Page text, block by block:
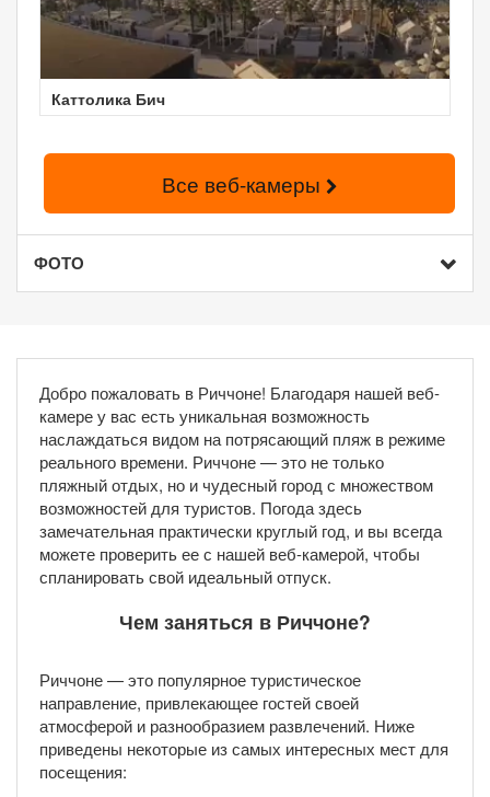
Каттолика Бич
Все веб-камеры
ФОТО
Добро пожаловать в Риччоне! Благодаря нашей веб-
камере у вас есть уникальная возможность
наслаждаться видом на потрясающий пляж в режиме
реального времени. Риччоне — это не только
пляжный отдых, но и чудесный город с множеством
возможностей для туристов. Погода здесь
замечательная практически круглый год, и вы всегда
можете проверить ее с нашей веб-камерой, чтобы
спланировать свой идеальный отпуск.
Чем заняться в Риччоне?
Риччоне — это популярное туристическое
направление, привлекающее гостей своей
атмосферой и разнообразием развлечений. Ниже
приведены некоторые из самых интересных мест для
посещения: